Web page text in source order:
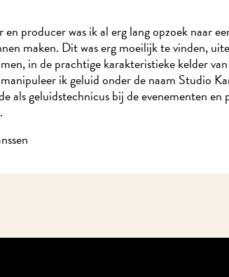
producer was ik al erg lang opzoek naar
maken. Dit was erg moeilijk te vinden,
in de prachtige karakteristieke kelder
ik geluid onder de naam Studio
als geluidstechnicus bij de evenementen